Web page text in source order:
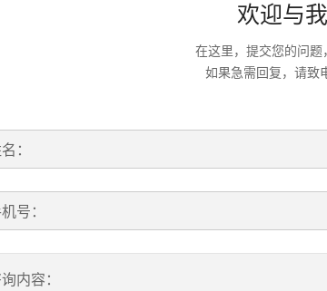
欢迎与
在这里，提交您的问
如果急需回复，请致
：
号：
内容：